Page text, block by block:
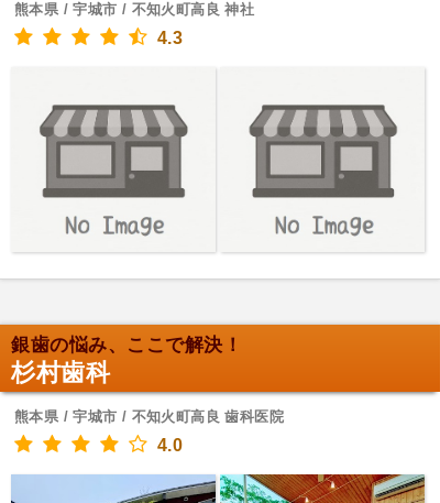
熊本県 / 宇城市 / 不知火町高良 神社
4.3
銀歯の悩み、ここで解決！
杉村歯科
熊本県 / 宇城市 / 不知火町高良 歯科医院
4.0